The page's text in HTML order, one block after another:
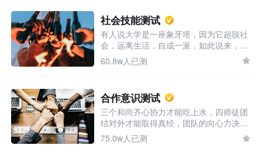
人魅力所吸引。你是否有领导潜质，能够
吸引志同道合的小伙伴吗，这个测评告诉
你！
社会技能测试
有人说大学是一座象牙塔，因为它超脱社
会，远离生活，自成一派，如此说来，其
实不止大学，从小学以来的校园都是如
此。但我们总有一天会离开校园，进入社
存技能。
60.8w人已测
合作意识测试
三个和尚齐心协力才能吃上水，四师徒团
结对外才能取得真经，团队的向心力决定
了它能够获得的成就。那么在团队中，你
是怎样的角色呢，你能否很好地运用团队
75.0w人已测